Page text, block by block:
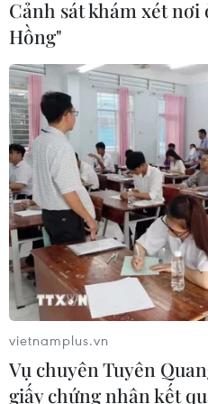
Nhanh chóng
án kết nối vùng, sân bay
06/08/2026 15:07
Sẽ thi công đồng loạt Dự
Vinh-Thanh Thủy trong
06/08/2026 12:25
Chưa đầu tư mở rộng
Bạc Liêu-Cà Mau giai
2030
06/08/2026 12:24
Cảnh sát khám xét nơi
Hồng"
vietnamplus.vn
Vụ chuyên Tuyên
giấy chứng nhận kết